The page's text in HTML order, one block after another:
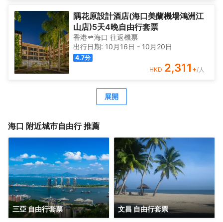
有異域風情的西式佳餚，在閒暇時光樂享美食美刻。為了滿
足更多商務需求，酒店設置了不同規格的多功能會議廳，可
容納200人以上宴會場地，配備現代智能會務設備，盡享高
效便捷商務。此外，酒店還設置了清新雅緻的棋牌包廂、海
景健身房、露天清吧等健身休閒娛樂配套，讓賓客逸享愜意
輕鬆之旅，體驗輕奢休閒旅遊的別樣意趣。
隅花原設計酒店(海口美蘭機場鴻洲江
山店)5天4晚自由行套票
香港 海口 往返機票
出行日期: 10月16日 - 10月20日
4.7分
HKD 2,311 +/人
展開
海口 附近城市自由行 推薦
三亞 自由行套票 文昌 自由行套票